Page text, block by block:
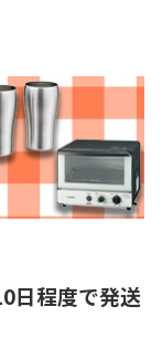
日程度で発送